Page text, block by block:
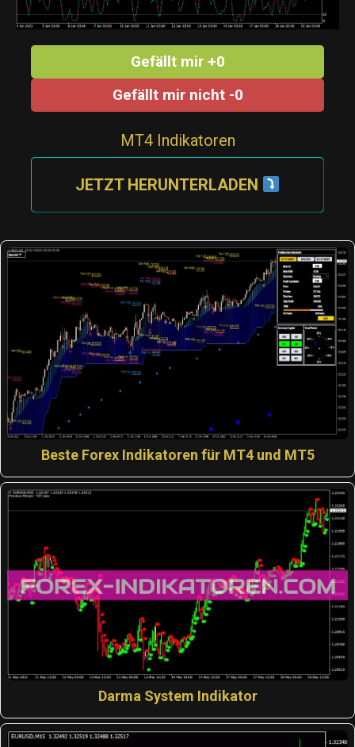
Gefällt mir +0
Gefällt mir nicht -0
MT4 Indikatoren
JETZT HERUNTERLADEN
Beste Forex Indikatoren für MT4 und MT5
Darma System Indikator